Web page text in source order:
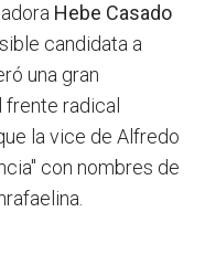
Hebe Casado
candidata a
una gran
radical
la vice de Alfredo
con nombres de